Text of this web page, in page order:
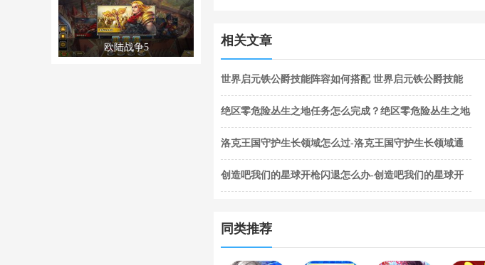
欧陆战争5 相关文章
世界启元铁公爵技能阵容如何搭配 世界启元铁公爵技能
阵容搭配合集
绝区零危险丛生之地任务怎么完成？绝区零危险丛生之地
任务完成攻略
洛克王国守护生长领域怎么过-洛克王国守护生长领域通
关攻略
创造吧我们的星球开枪闪退怎么办-创造吧我们的星球开
同类推荐